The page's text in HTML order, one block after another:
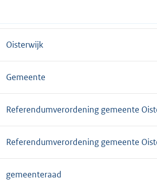
Oisterwijk
Gemeente
Referendumverordening gemeente
Referendumverordening gemeente
gemeenteraad